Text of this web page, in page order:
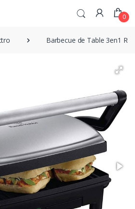
0
Barbecue de Table 3en1